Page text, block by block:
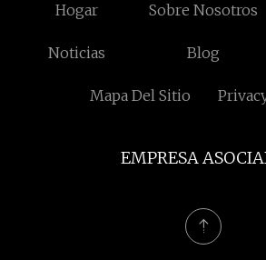
Hogar Sobre Nosotros
Noticias Blog
Mapa Del Sitio
EMPRESA